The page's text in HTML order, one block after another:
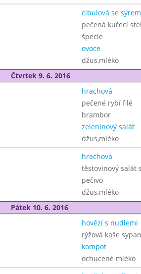
cibulová se sýrem
pečená kuřecí
špecle
ovoce
džus,mléko
Čtvrtek 9. 6. 2016
hrachová
pečené rybí filé
brambor
zeleninový salát
džus,mléko
hrachová
těstovinový salát
pečivo
džus,mléko
Pátek 10. 6. 2016
hovězí s nudlemi
rýžová kaše
kompot
ochucené mléko